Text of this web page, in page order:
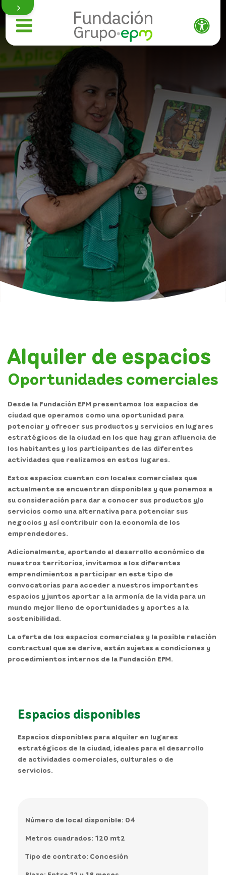
Quiénes somos
Qué hacemos
Programación
Trabaja con nosotros
Proveedores
Noticias
Contacto
Transparencia
Participa
Pagos PSE
Alquiler de espacios
Oportunidades comerciales
Desde la Fundación EPM presentamos los espacios de
ciudad que operamos como una oportunidad para
potenciar y ofrecer sus productos y servicios en lugares
estratégicos de la ciudad en los que hay gran afluencia de
los habitantes y los participantes de las diferentes
actividades que realizamos en estos lugares.
Estos espacios cuentan con locales comerciales que
actualmente se encuentran disponibles y que ponemos a
su consideración para dar a conocer sus productos y/o
servicios como una alternativa para potenciar sus
negocios y así contribuir con la economía de los
emprendedores.
Adicionalmente, aportando al desarrollo económico de
nuestros territorios, invitamos a los diferentes
emprendimientos a participar en este tipo de
convocatorias para acceder a nuestros importantes
espacios y juntos aportar a la armonía de la vida para un
mundo mejor lleno de oportunidades y aportes a la
sostenibilidad.
La oferta de los espacios comerciales y la posible relación
contractual que se derive, están sujetas a condiciones y
procedimientos internos de la Fundación EPM.
Espacios disponibles
Espacios disponibles para alquiler en lugares
estratégicos de la ciudad, ideales para el desarrollo
de actividades comerciales, culturales o de
servicios.
Número de local disponible: 04
Metros cuadrados: 120 mt2
Tipo de contrato: Concesión